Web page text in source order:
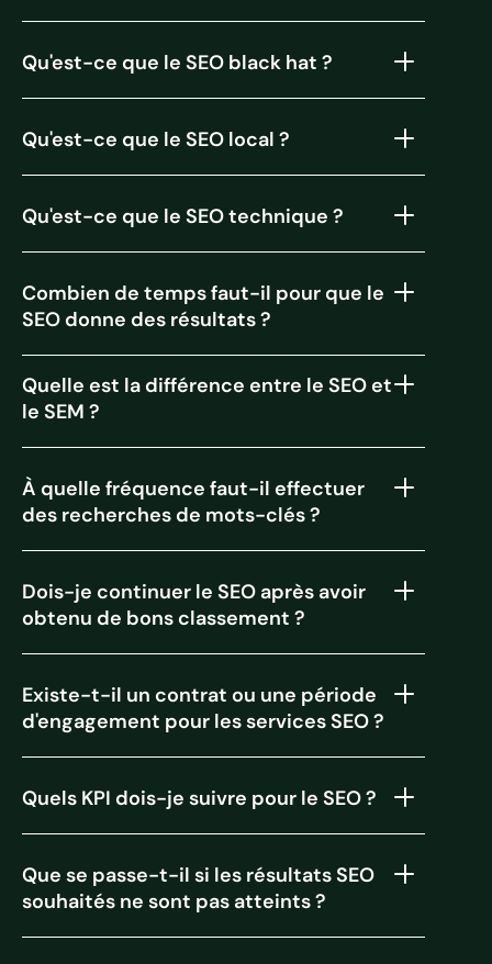
Qu'est-ce que le SEO black hat ?
Qu'est-ce que le SEO local ?
Qu'est-ce que le SEO technique ?
Combien de temps faut-il pour que le
SEO donne des résultats ?
Quelle est la différence entre le SEO et
le SEM ?
À quelle fréquence faut-il effectuer
des recherches de mots-clés ?
Dois-je continuer le SEO après avoir
obtenu de bons classement ?
Existe-t-il un contrat ou une période
d'engagement pour les services SEO ?
Quels KPI dois-je suivre pour le SEO ?
Que se passe-t-il si les résultats SEO
souhaités ne sont pas atteints ?